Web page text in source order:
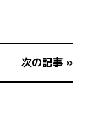
次の記事 »